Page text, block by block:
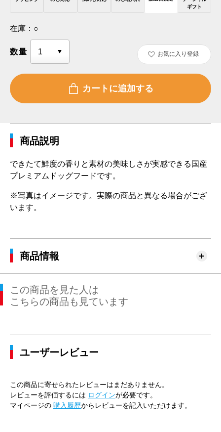
ギフト
在庫： ○
数量 お気に入り登録
商品説明
できたて鮮度の香りと素材の美味しさが実感できる国産
プレミアムドッグフードです。
※写真はイメージです。実際の商品と異なる場合がござ
います。
商品情報
この商品を見た人は
こちらの商品も見ています
ユーザーレビュー
この商品に寄せられたレビューはまだありません。
レビューを評価するには ログインが必要です。
マイページの 購入履歴からレビューを記入いただけます。